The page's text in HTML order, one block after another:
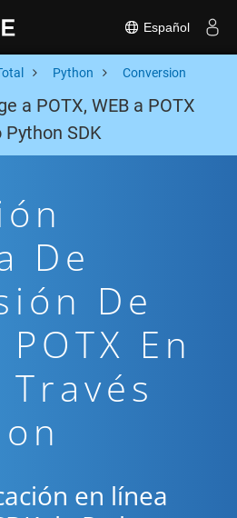
Español
Python Conversion
a POTX, WEB a POTX
Python SDK
De
De
En
en línea